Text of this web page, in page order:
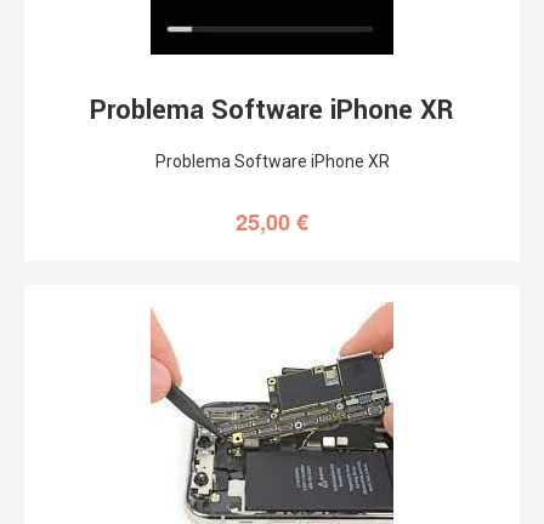
Problema Software iPhone XR
Problema Software iPhone XR
25,00€